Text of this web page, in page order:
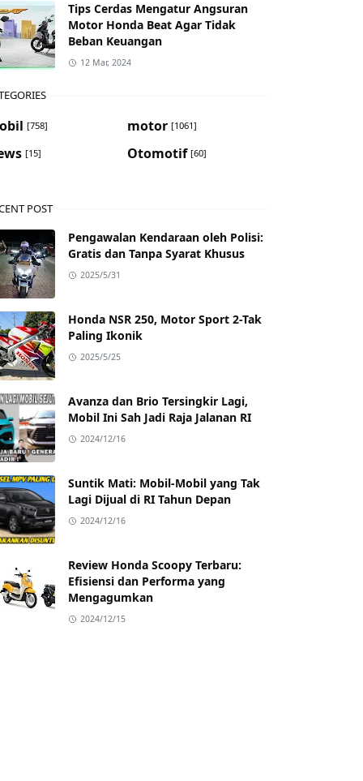
Tips Cerdas Mengatur Angsuran
Motor Honda Beat Agar Tidak
Beban Keuangan
12 Mar, 2024
[758] motor [1061]
[15] Otomotif [60]
POST
Pengawalan Kendaraan oleh Polisi:
Gratis dan Tanpa Syarat Khusus
2025/5/31
Honda NSR 250, Motor Sport 2-Tak
Paling Ikonik
2025/5/25
Avanza dan Brio Tersingkir Lagi,
Mobil Ini Sah Jadi Raja Jalanan RI
2024/12/16
Suntik Mati: Mobil-Mobil yang Tak
Lagi Dijual di RI Tahun Depan
2024/12/16
Review Honda Scoopy Terbaru:
Efisiensi dan Performa yang
Mengagumkan
2024/12/15